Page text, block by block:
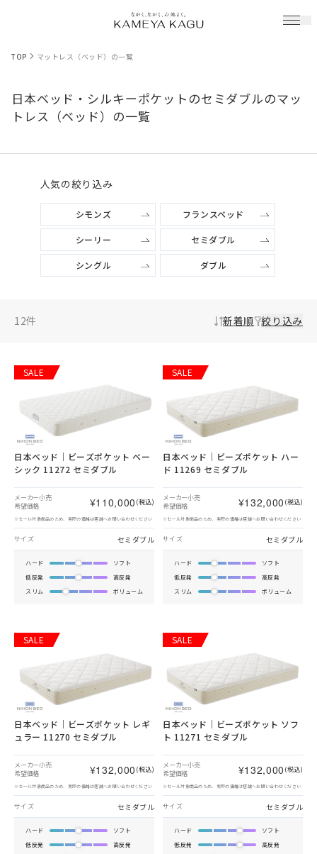
TOP マットレス（ベッド）の一覧
日本ベッド・シルキーポケットのセミダブルのマッ
トレス（ベッド）の一覧
人気の絞り込み
シモンズ フランスベッド
シーリー セミダブル
シングル ダブル
12件 新着順 絞り込み
SALE
日本ベッド｜ビーズポケット ベー
シック 11272 セミダブル
メーカー小売
希望価格
¥110,000 (税込)
※セール対象商品のため、実際の価格は店舗へお問い合わせください
サイズ セミダブル
ハード
ソフト
低反発
高反発
スリム
ボリューム
SALE
日本ベッド｜ビーズポケット ハー
ド 11269 セミダブル
メーカー小売
希望価格
¥132,000 (税込)
※セール対象商品のため、実際の価格は店舗へお問い合わせください
サイズ セミダブル
ハード
ソフト
低反発
高反発
スリム
ボリューム
SALE
日本ベッド｜ビーズポケット レギ
ュラー 11270 セミダブル
メーカー小売
希望価格
¥132,000 (税込)
※セール対象商品のため、実際の価格は店舗へお問い合わせください
サイズ セミダブル
ハード
ソフト
低反発
高反発
SALE
日本ベッド｜ビーズポケット ソフ
ト 11271 セミダブル
メーカー小売
希望価格
¥132,000 (税込)
※セール対象商品のため、実際の価格は店舗へお問い合わせください
サイズ セミダブル
ハード
ソフト
低反発
高反発